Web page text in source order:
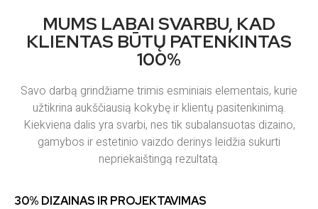
MUMS LABAI SVARBU, KAD
KLIENTAS BŪTŲ PATENKINTAS
100%
Savo darbą grindžiame trimis esminiais elementais, kurie
užtikrina aukščiausią kokybę ir klientų pasitenkinimą.
Kiekviena dalis yra svarbi, nes tik subalansuotas dizaino,
gamybos ir estetinio vaizdo derinys leidžia sukurti
nepriekaištingą rezultatą.
30% DIZAINAS IR PROJEKTAVIMAS